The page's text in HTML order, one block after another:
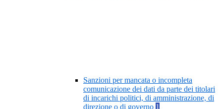
Sanzioni per mancata o incompleta
comunicazione dei dati da parte dei titolari
di incarichi politici, di amministrazione, di
direzione o di governo 1